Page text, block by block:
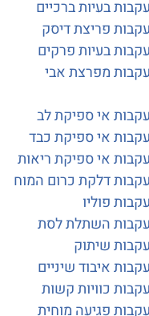
ברכיים
דיסק
פרקים
אבי
ספיקת לב
ספיקת כבד
ספיקת ריאות
כרום המוח
השתלת לסת
שיניים
קשות
מוחית